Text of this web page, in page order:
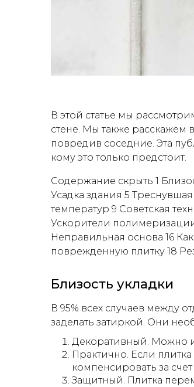
В этой статье мы
стене. Мы также расскажем
повредив соседние. Эта
кому это только предстоит.
Содержание скрыть 1
Усадка здания 5
температур 9 Советская
Ускорители
Неправильная основа 16
поврежденную плитку 18
Близость укладки
В 95% всех случаев между
заделать затиркой. Они
Декоративный. Можно
Практично. Если
компенсировать за
Защитный. Плитка